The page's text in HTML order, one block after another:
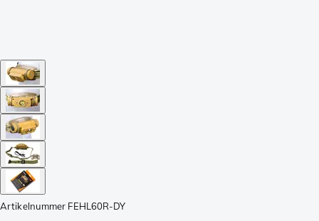
Artikelnummer FEHL60R-DY